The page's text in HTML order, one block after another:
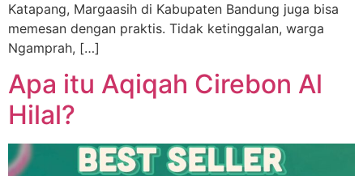
Katapang, Margaasih di Kabupaten Bandung juga bisa
memesan dengan praktis. Tidak ketinggalan, warga
Ngamprah, […]
Apa itu Aqiqah Cirebon Al
Hilal?